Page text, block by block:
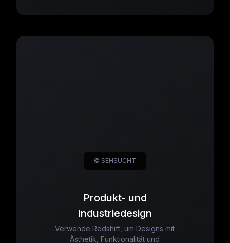
Produkt- und
Industriedesign
Verwende Redshift, um Designs mit
Ästhetik, Funktionalität und
© SEHSUCHT